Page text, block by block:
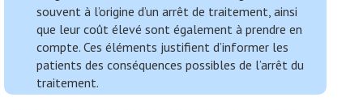
souvent à l’origine d’un arrêt de traitement, ainsi
que leur coût élevé sont également à prendre en
compte. Ces éléments justifient d’informer les
patients des conséquences possibles de l’arrêt du
traitement.